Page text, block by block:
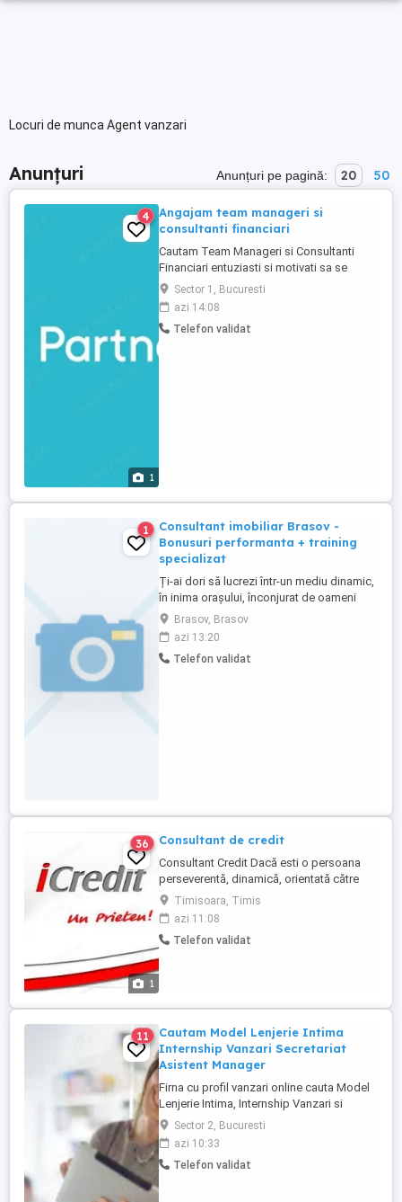
Locuri de munca Agent vanzari
Anunțuri Anunțuri pe pagină: 20 50
1
4
Angajam team manageri si
consultanti financiari
Cautam Team Manageri si Consultanti
Financiari entuziasti si motivati sa se
alature echipei noastre. **Responsabilitati
Team Manageri:** * Coordonarea si
motivarea echipei de consultanti
financiari. * Stabilirea obiectivelor de
Sector 1, Bucuresti
azi 14:08
Telefon validat
1
Consultant imobiliar Brasov -
Bonusuri performanta + training
specializat
Ți-ai dori să lucrezi într-un mediu dinamic,
în inima orașului, înconjurat de oameni
activi, cafenele, restaurante și o
comunitate de profesioniști? De peste 25
de ani, Alfa Invest contribuie la
dezvoltarea pieței imobiliare din Brașov
Brasov, Brasov
azi 13:20
Telefon validat
1
36 Consultant de credit
Consultant Credit Dacă esti o persoana
perseverentă, dinamică, orientată către
rezultate, cu abilități de comunicare și
negociere cu atitudine pozitivă si doresti
sa lucrezi intr-o companie cu un program
flexibil-part time ,acest job este pentru
Timisoara, Timis
azi 11:08
Telefon validat
11
Cautam Model Lenjerie Intima
Internship Vanzari Secretariat
Asistent Manager
Firna cu profil vanzari online cauta Model
Lenjerie Intima, Internship Vanzari si
Assstent Manager. Pe piata din 2006
oferim Internship cu posibilitate de
angajare pe termen lung. Sediul central
Inel 0 Bucuresti Sector 2 . Part, Full Time
Sector 2, Bucuresti
azi 10:33
Telefon validat